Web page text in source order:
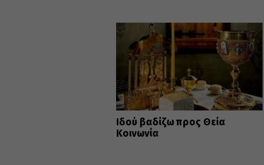
Ιδού βαδίζω προς Θεία
Κοινωνία